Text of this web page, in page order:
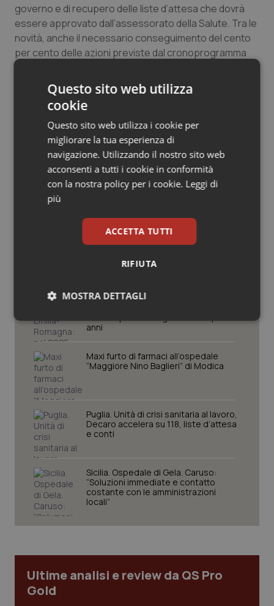
Salute orale & impianti
Sangue & coagulazione
Tumore al seno
Tumore ovarico
Tumori del Polmone & Testa Collo
Tumori gastrointestinali
Ulcera & Reflusso
governo e di recupero delle liste d’attesa che dovrà
essere approvato dall’assessorato della Salute. Tra le
novità, anche il necessario conseguimento del cento
per cento delle azioni previste dal cronoprogramma
Salute del Pnrr.
17 Giugno 2024
© Riproduzione riservata
Potrebbe interessarti in
Regioni e Asl
Cresce la ricerca in Emilia-Romagna:
anni
Maxi furto di farmaci all’ospedale
“Maggiore Nino Baglieri” di Modica
Puglia. Unità di crisi sanitaria al lavoro,
Decaro accelera su 118, liste d’attesa
e conti
Sicilia. Ospedale di Gela. Caruso:
“Soluzioni immediate e contatto
costante con le amministrazioni
locali”
Ultime analisi e review da QS Pro
Gold
Questo sito web utilizza
cookie
Questo sito web utilizza i cookie per
migliorare la tua esperienza di
navigazione. Utilizzando il nostro sito web
acconsenti a tutti i cookie in conformità
con la nostra policy per i cookie. Leggi di
più
ACCETTA TUTTI
RIFIUTA
MOSTRA DETTAGLI
Necessari Statistici Marketing
Statistici
I cookie necessari contribuiscono a rendere fruibile il
navigazione sulle pagine e l'accesso alle aree
protette del sito. Il sito web non è in grado di
funzionare correttamente senza questi cookie.
Nome
Fornitore/Dominio
VISITOR_PRIVACY_METADATA